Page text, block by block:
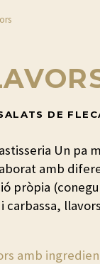
DE
Un pa
amb
pròpia
carbassa,
amb